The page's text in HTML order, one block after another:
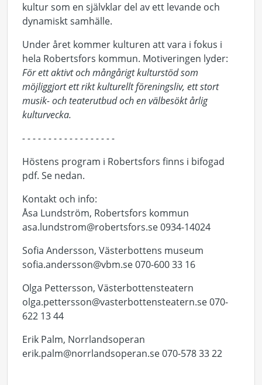
kultur som en självklar del av ett levande och
dynamiskt samhälle.
Under året kommer kulturen att vara i fokus i
hela Robertsfors kommun. Motiveringen lyder:
För ett aktivt och mångårigt kulturstöd som
möjliggjort ett rikt kulturellt föreningsliv, ett stort
musik- och teaterutbud och en välbesökt årlig
kulturvecka.
- - - - - - - - - - - - - - - - - -
Höstens program i Robertsfors finns i bifogad
pdf. Se nedan.
Kontakt och info:
Åsa Lundström, Robertsfors kommun
asa.lundstrom@robertsfors.se 0934-14024
Sofia Andersson, Västerbottens museum
sofia.andersson@vbm.se 070-600 33 16
Olga Pettersson, Västerbottensteatern
olga.pettersson@vasterbottensteatern.se 070-
622 13 44
Erik Palm, Norrlandsoperan
erik.palm@norrlandsoperan.se 070-578 33 22